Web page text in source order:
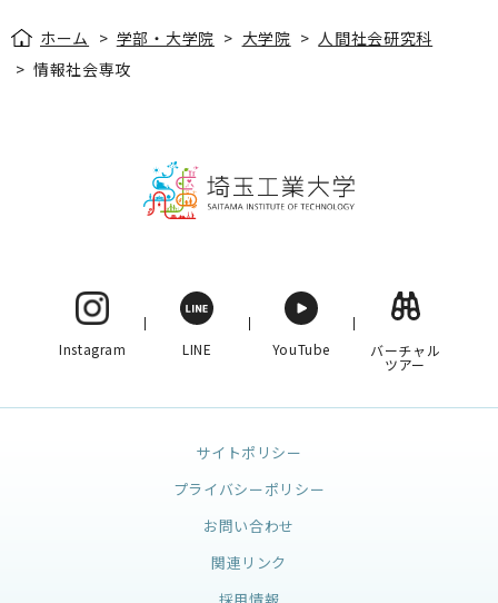
ホーム > 学部・大学院 > 大学院 >人間社会研究科
> 情報社会専攻
Instagram LINE YouTube バーチャル
ツアー
サイトポリシー
プライバシーポリシー
お問い合わせ
関連リンク